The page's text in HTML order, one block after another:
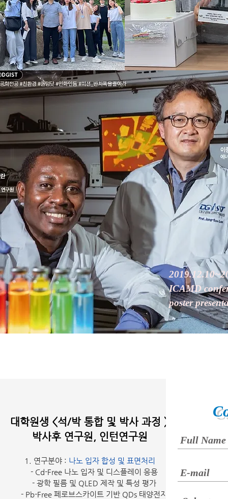
ICAMD
poster
대학원생 <석/박 통합 및 박사 과정 >
박사후 연구원, 인턴연구원
1. 연구분야 : 나노 입자 합성 및 표면처리
- Cd-Free 나노 입자 및 디스플레이 응용
- 광학 필름 및 QLED 제작 및 특성 평가
- Pb-Free 페로브스카이트 기반 QDs 태양전지